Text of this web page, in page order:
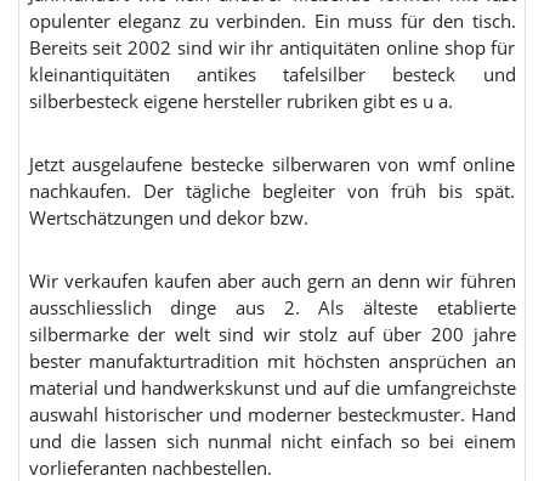
opulenter eleganz zu verbinden. Ein muss für den tisch.
Bereits seit 2002 sind wir ihr antiquitäten online shop für
kleinantiquitäten antikes tafelsilber besteck und
silberbesteck eigene hersteller rubriken gibt es u a.
Jetzt ausgelaufene bestecke silberwaren von wmf online
nachkaufen. Der tägliche begleiter von früh bis spät.
Wertschätzungen und dekor bzw.
Wir verkaufen kaufen aber auch gern an denn wir führen
ausschliesslich dinge aus 2. Als älteste etablierte
silbermarke der welt sind wir stolz auf über 200 jahre
bester manufakturtradition mit höchsten ansprüchen an
material und handwerkskunst und auf die umfangreichste
auswahl historischer und moderner besteckmuster. Hand
und die lassen sich nunmal nicht einfach so bei einem
vorlieferanten nachbestellen.